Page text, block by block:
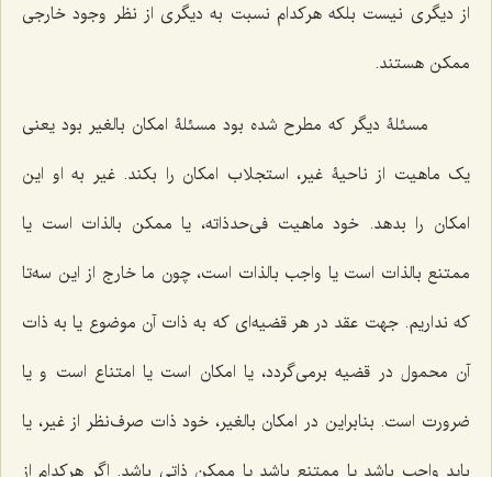
از دیگرى نیست بلکه هرکدام نسبت به دیگرى از نظر وجود خارجى
ممکن هستند.
مسئلۀ دیگر که مطرح شده بود مسئلۀ امکان بالغیر بود یعنى
یک ماهیت از ناحیۀ غیر، استجلاب امکان را بکند. غیر به او این
امکان را بدهد. خود ماهیت فى‌حدذاته، یا ممکن بالذات است یا
ممتنع بالذات است یا واجب بالذات است، چون ما خارج از این سه‌تا
که نداریم. جهت عقد در هر قضیه‌اى که به ذات آن موضوع یا به ذات
آن محمول در قضیه برمى‌گردد، یا امکان است یا امتناع است و یا
ضرورت است. بنابراین در امکان بالغیر، خود ذات صرف‌نظر از غیر، یا
باید واجب باشد یا ممتنع باشد یا ممکن ذاتى باشد. اگر هرکدام از